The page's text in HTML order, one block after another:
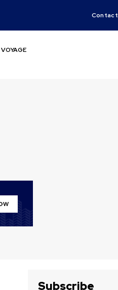
Contact
VOYAGE
Subscribe